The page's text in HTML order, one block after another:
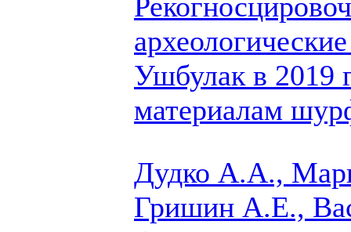
Ушбулак в 2019
материалам
Дудко А.А.,
Гришин А.Е.,